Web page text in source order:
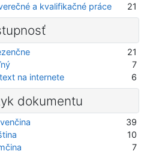
a kvalifikačné práce
21
21
7
na internete
6
dokumentu
39
10
7